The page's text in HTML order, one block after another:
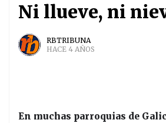
Ni llueve, ni
RBTRIBUNA
HACE 4 AÑOS
En muchas parroquias de